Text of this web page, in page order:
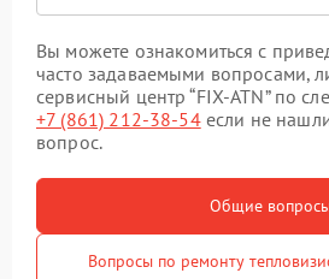
Вы можете ознакомиться с
часто задаваемыми вопросами,
сервисный центр “FIX-ATN” по
+7 (861) 212-38-54если не
вопрос.
Общие
Вопросы по ремонту